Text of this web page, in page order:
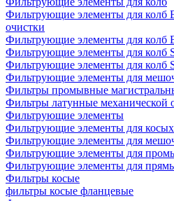
Фильтрующие элементы для колб
очистки
Фильтрующие элементы для колб
Фильтрующие элементы для колб
Фильтрующие элементы для колб
Фильтрующие элементы для
Фильтры промывные
Фильтры латунные механической
Фильтрующие элементы
Фильтрующие элементы для
Фильтрующие элементы для
Фильтрующие элементы для
Фильтрующие элементы для
Фильтры косые
фильтры косые фланцевые